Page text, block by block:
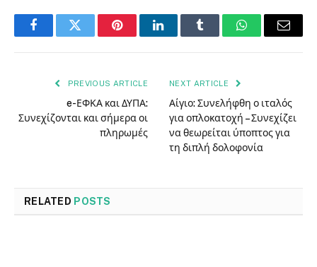
FacebookTwitter PinterestLinkedInTumblr WhatsAppEmail
PREVIOUS ARTICLE
e-ΕΦΚΑ και ΔΥΠΑ:
Συνεχίζονται και σήμερα οι
πληρωμές
NEXT ARTICLE
Αίγιο: Συνελήφθη ο ιταλός
για οπλοκατοχή – Συνεχίζει
να θεωρείται ύποπτος για
τη διπλή δολοφονία
RELATED POSTS